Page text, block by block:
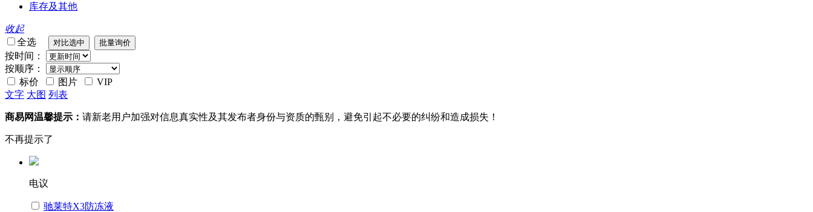
库存及其他
收起
全选
按时间：
按顺序：
标价
图片
VIP
文字 大图 列表
商易网温馨提示： 请新老用户加强对信息真实性及其发布者身份与资质的甄别，避免引起不必要的纠纷和造成损失！
不再提示了
电议
驰莱特X3防冻液